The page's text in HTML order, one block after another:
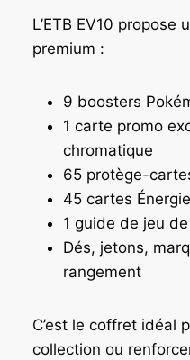
L’ETB EV10 propose
premium :
9 boosters
1 carte promo
chromatique
65 protège-
45 cartes Énergie
1 guide de jeu de
Dés, jetons,
rangement
C’est le coffret idéal
collection ou